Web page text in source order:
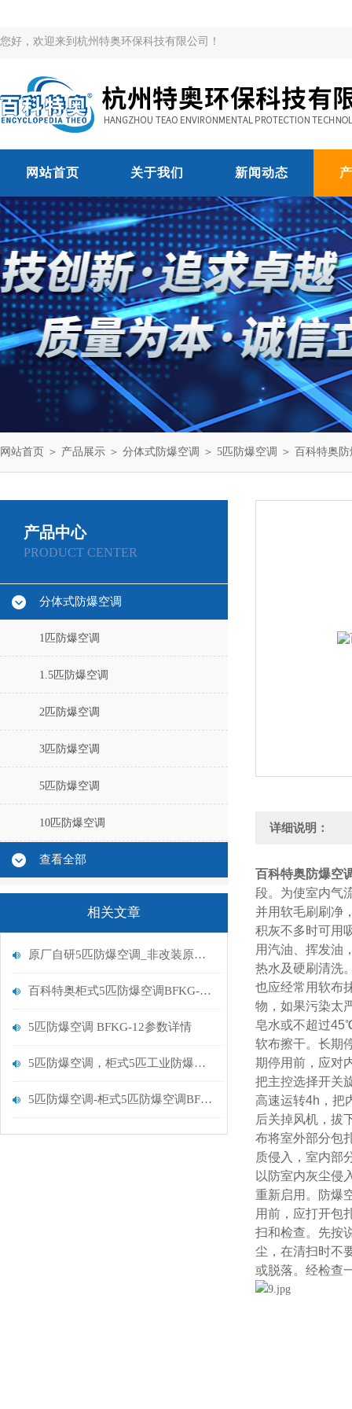
您好，欢迎来到杭州特奥环保科技有限公司！
网站首页 关于我们 新闻动态
网站首页 ＞ 产品展示 ＞ 分体式防爆空调 ＞ 5匹防爆空调 ＞ 百科特奥
产品中心
PRODUCT CENTER
分体式防爆空调
1匹防爆空调
1.5匹防爆空调
2匹防爆空调
3匹防爆空调
5匹防爆空调
10匹防爆空调
查看全部
相关文章
原厂自研5匹防爆空调_非改装原装整机_IIBT4/IICT4工业专用
百科特奥柜式5匹防爆空调BFKG-12 性能参数及价格参考
5匹防爆空调 BFKG-12参数详情
5匹防爆空调，柜式5匹工业防爆空调BFKG-12
5匹防爆空调-柜式5匹防爆空调BFKG-12
详细说明：
百科特奥防爆空
段。为使室内气
并用软毛刷刷净
积灰不多时可用
用汽油、挥发油
热水及硬刷清洗
也应经常用软布
物，如果污染太
皂水或不超过
软布擦干。 长期
期停用前，应对
把主控选择开关
高速运转4h，把
后关掉风机，拔
布将室外部分包
质侵入，室内部
以防室内灰尘侵
重新启用。防爆
用前，应打开包
扫和检查。先按
尘，在清扫时不
或脱落。经检查